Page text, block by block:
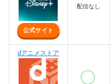
公式サイト
配信なし
dアニメストア